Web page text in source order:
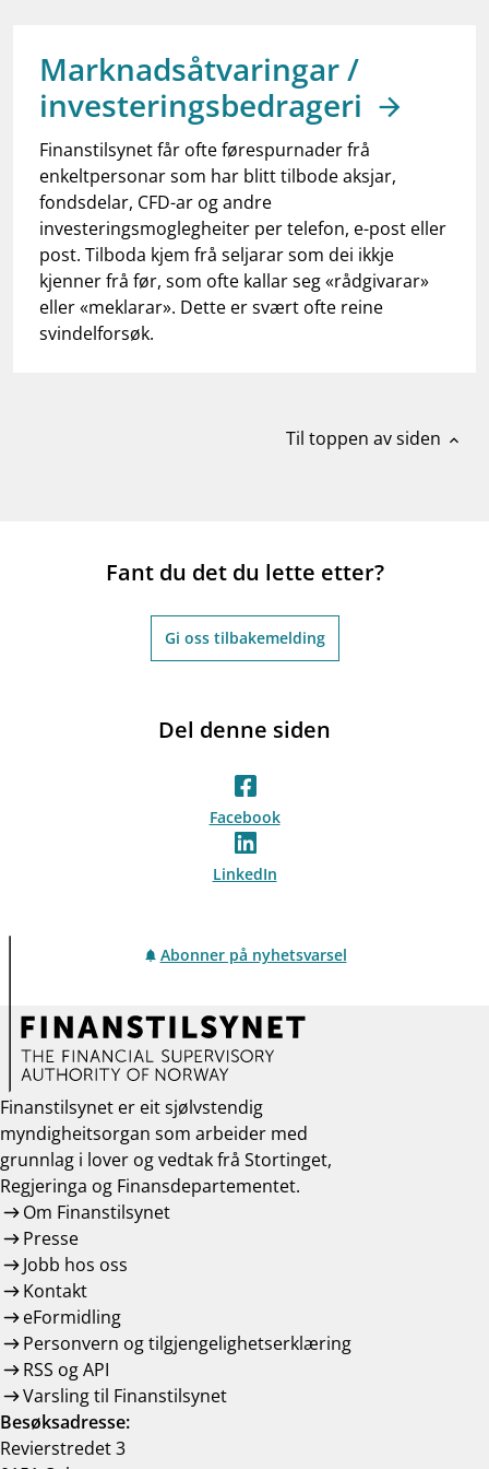
dashboardInformasjon for investorer
notifications_noneAbonner på nyhetsvarsel
Marknadsåtvaringar /
investeringsbedrageri
Finanstilsynet får ofte førespurnader frå
enkeltpersonar som har blitt tilbode aksjar,
fondsdelar, CFD-ar og andre
investeringsmoglegheiter per telefon, e-post eller
post. Tilboda kjem frå seljarar som dei ikkje
kjenner frå før, som ofte kallar seg «rådgivarar»
eller «meklarar». Dette er svært ofte reine
svindelforsøk.
Til toppen av siden expand_less
Fant du det du lette etter?
Gi oss tilbakemelding
Del denne siden
Facebook
LinkedIn
Abonner på nyhetsvarsel
Finanstilsynet er eit sjølvstendig
myndigheitsorgan som arbeider med
grunnlag i lover og vedtak frå Stortinget,
Regjeringa og Finansdepartementet.
Om Finanstilsynet
Presse
Jobb hos oss
Kontakt
eFormidling
Personvern og tilgjengelighetserklæring
RSS og API
Varsling til Finanstilsynet
Besøksadresse:
Revierstredet 3